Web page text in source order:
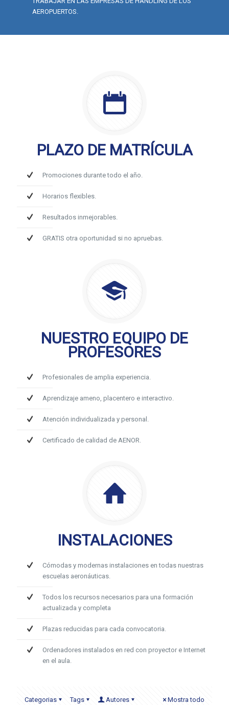
AEROPUERTOS.
PLAZO DE MATRÍCULA
Promociones durante todo el año.
Horarios flexibles.
Resultados inmejorables.
GRATIS otra oportunidad si no apruebas.
NUESTRO EQUIPO DE
PROFESORES
Profesionales de amplia experiencia.
Aprendizaje ameno, placentero e interactivo.
Atención individualizada y personal.
Certificado de calidad de AENOR.
INSTALACIONES
Cómodas y modernas instalaciones en todas nuestras
escuelas aeronáuticas.
Todos los recursos necesarios para una formación
actualizada y completa
Plazas reducidas para cada convocatoria.
Ordenadores instalados en red con proyector e Internet
en el aula.
Categorias Tags Autores Mostra todo